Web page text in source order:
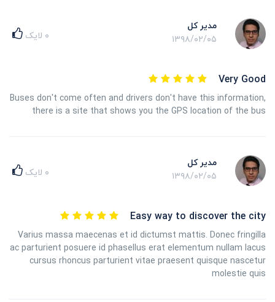
مدیر کل
۱۳۹۸/۰۲/۰۵
۰ لایک
Very Good
Buses don't come often and drivers don't have this information,
there is a site that shows you the GPS location of the bus
مدیر کل
۱۳۹۸/۰۲/۰۵
۰ لایک
Easy way to discover the city
Varius massa maecenas et id dictumst mattis. Donec fringilla
ac parturient posuere id phasellus erat elementum nullam lacus
cursus rhoncus parturient vitae praesent quisque nascetur
molestie quis